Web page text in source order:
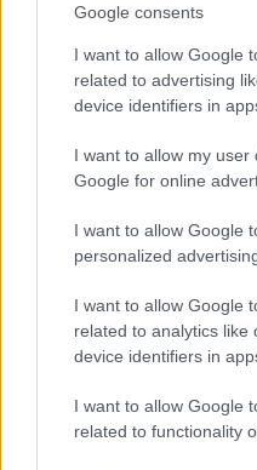
Google consents
I want to allow Google
related to advertising
device identifiers in
I want to allow my user
Google for online
I want to allow Google
personalized
I want to allow Google
related to analytics like
device identifiers in
I want to allow Google
related to functionality
Kövesd a